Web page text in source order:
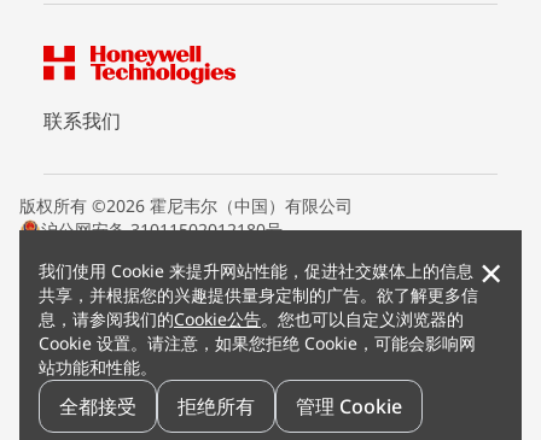
我们使用 Cookie 来提升网站性能，促进社交媒体上的信息
共享，并根据您的兴趣提供量身定制的广告。欲了解更多信
息，请参阅我们的Cookie公告。您也可以自定义浏览器的
Cookie 设置。请注意，如果您拒绝 Cookie，可能会影响网
站功能和性能。
全都接受 拒绝所有 管理 Cookie
×
联系我们
版权所有 ©2026 霍尼韦尔（中国）有限公司
沪公网安备 31011502012180号
条款条约
隐私声明
您的隐私选项
霍尼韦尔科技Cookie通知
退订
漏洞报告